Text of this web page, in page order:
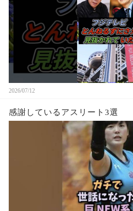
2026/07/12
感謝しているアスリート3選